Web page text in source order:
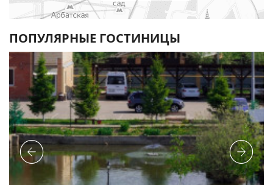
ПОПУЛЯРНЫЕ ГОСТИНИЦЫ